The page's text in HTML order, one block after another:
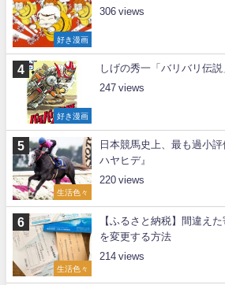
好き漫画
306
好き漫画
しげの秀一「バリバリ伝説
247
生活色々
日本競馬史上、最も過小
ハヤヒデ』
220
生活色々
【ふるさと納税】間違え
を変更する方法
214